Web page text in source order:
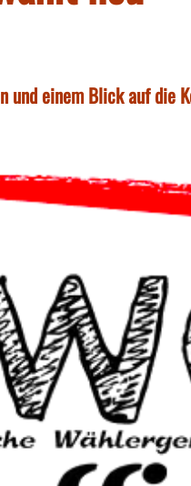
und einem Blick auf die